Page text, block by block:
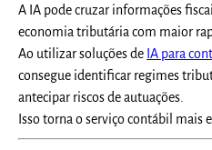
A IA pode cruzar informações
economia tributária com maior
Ao utilizar soluções de IA para
consegue identificar regimes
antecipar riscos de autuações.
Isso torna o serviço contábil mais